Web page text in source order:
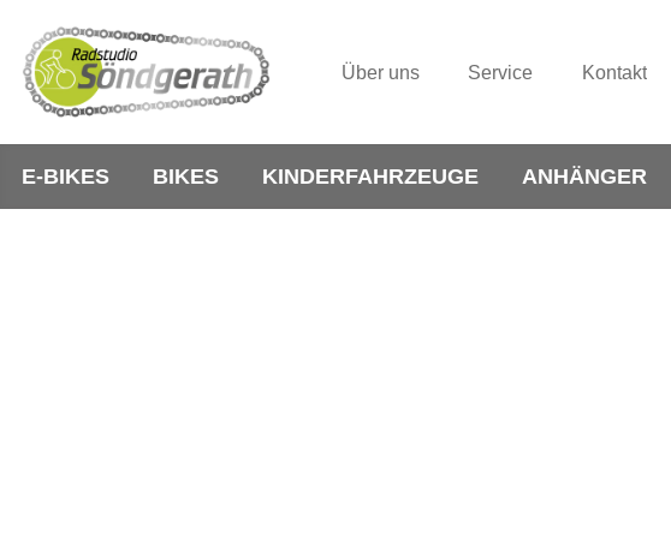
Über uns Service Kontakt
E-BIKES BIKES KINDERFAHRZEUGE ANHÄNGER